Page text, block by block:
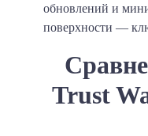
обновлений и
поверхности —
Trust